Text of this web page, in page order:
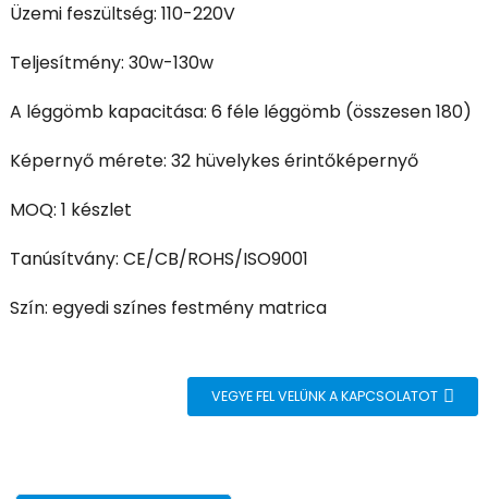
Üzemi feszültség: 110-220V
Teljesítmény: 30w-130w
A léggömb kapacitása: 6 féle léggömb (összesen 180)
Képernyő mérete: 32 hüvelykes érintőképernyő
MOQ: 1 készlet
Tanúsítvány: CE/CB/ROHS/ISO9001
Szín: egyedi színes festmény matrica
VEGYE FEL VELÜNK A KAPCSOLATOT